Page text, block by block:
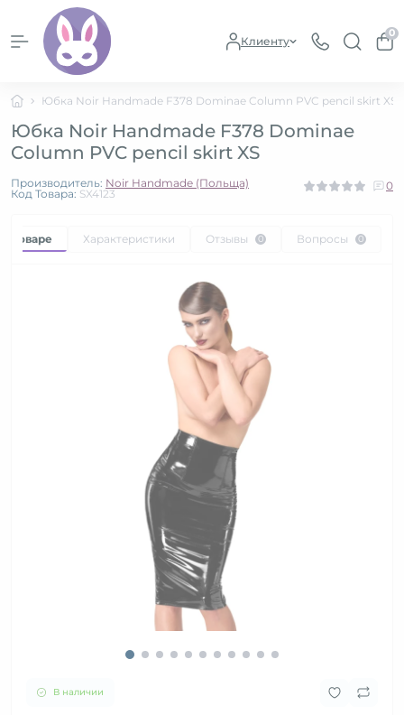
Клиенту
0
Юбка Noir Handmade F378 Dominae Column PVC pencil skirt XS
Юбка Noir Handmade F378 Dominae
Column PVC pencil skirt XS
Производитель: Noir Handmade (Польща)
Код Товара: SX4123
0
товаре Характеристики Отзывы 0 Вопросы 0
В наличии